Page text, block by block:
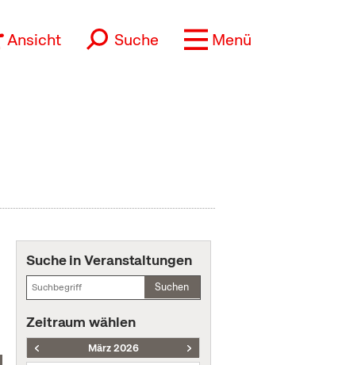
Ansicht Suche Menü
Suche in Veranstaltungen
Suchen
Zeitraum wählen
März 2026